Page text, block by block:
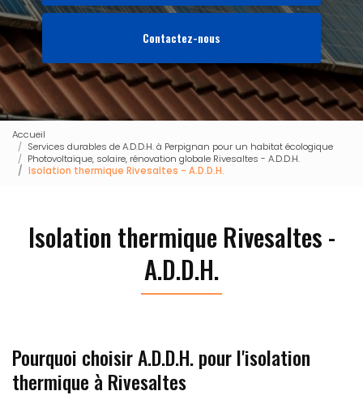
Contactez-nous
Accueil
Services durables de A.D.D.H. à Perpignan pour un habitat écologique
Photovoltaïque, solaire, rénovation globale Rivesaltes - A.D.D.H.
Isolation thermique Rivesaltes - A.D.D.H.
Isolation thermique Rivesaltes -
A.D.D.H.
Pourquoi choisir A.D.D.H. pour l'isolation
thermique à Rivesaltes